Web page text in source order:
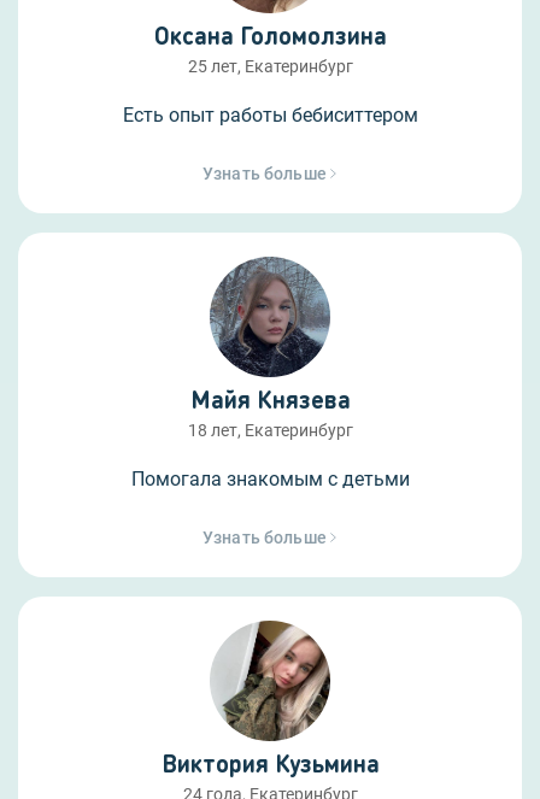
Оксана Голомолзина
25 лет, Екатеринбург
Есть опыт работы бебиситтером
Узнать больше
Майя Князева
18 лет, Екатеринбург
Помогала знакомым с детьми
Узнать больше
Виктория Кузьмина
24 года, Екатеринбург